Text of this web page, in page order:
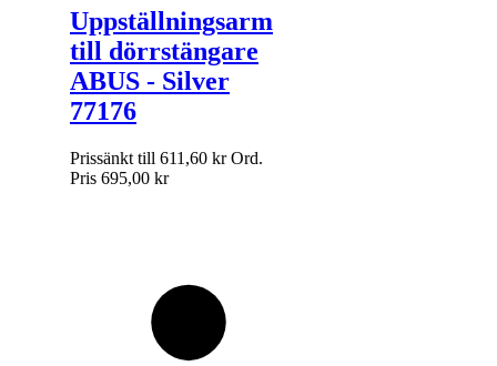
Uppställningsarm
till dörrstängare
ABUS - Silver
77176
Prissänkt till 611,60 kr Ord.
Pris 695,00 kr